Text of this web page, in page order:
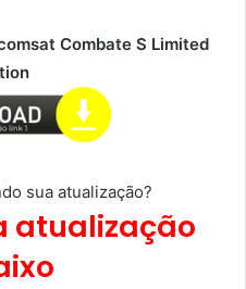
Combate S Limited
sua atualização?
atualização